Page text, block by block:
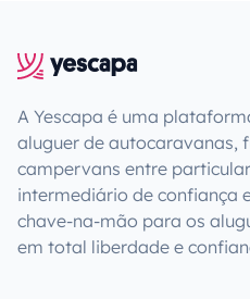
A Yescapa é uma
aluguer de autocaravanas,
campervans entre
intermediário de confiança
chave-na-mão para os
em total liberdade e